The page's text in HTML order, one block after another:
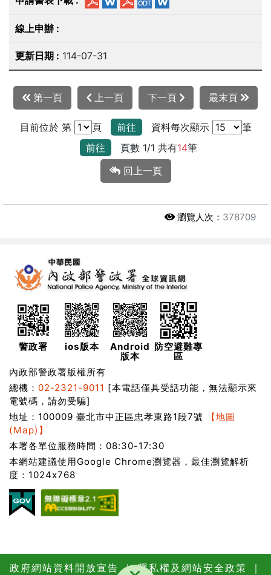
114-07-31
第一頁 上一頁 下一頁 最末頁
目前位於 第 頁 前往 資料每次顯示
筆
前往
頁數 1/1 共有14筆
回上一頁
瀏覽人次： 378709
警政署 ios版本
Android
版本
防空避難專
區
內政部警政署版權所有
總機： 02-2321-9011 [本電話僅具受話功能，無法顯示來
電號碼，請勿受騙]
地址：100009 臺北市中正區忠孝東路1段7號
【地圖
(Map)】
本署各單位服務時間：08:30-17:30
本網站建議使用Google Chrome瀏覽器，最佳瀏覽解析
度：1024x768
政府網站資料開放宣告 ｜隱私權及網站安全政策 ｜